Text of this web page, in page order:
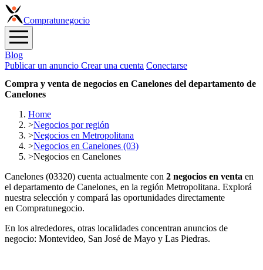
Compratunegocio
Blog
Publicar un anuncio Crear una cuenta Conectarse
Compra y venta de negocios en Canelones del departamento de
Canelones
Home
>Negocios por región
>Negocios en Metropolitana
>Negocios en Canelones (03)
>Negocios en Canelones
Canelones (03320) cuenta actualmente con 2 negocios en venta en
el departamento de Canelones, en la región Metropolitana. Explorá
nuestra selección y compará las oportunidades directamente
en Compratunegocio.
En los alrededores, otras localidades concentran anuncios de
negocio: Montevideo, San José de Mayo y Las Piedras.